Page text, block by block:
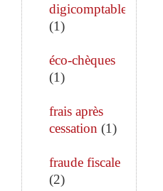
digicomptable
(1)
éco-chèques
(1)
frais après
cessation (1)
fraude fiscale
(2)